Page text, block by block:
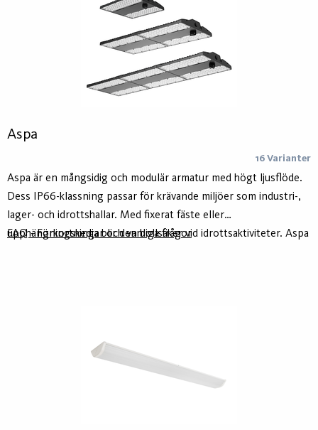
Aspa
16 Varianter
Aspa är en mångsidig och modulär armatur med högt ljusflöde.
Dess IP66-klassning passar för krävande miljöer som industri-,
lager- och idrottshallar. Med fixerat fäste eller
upphängningskedja blir den bollsäker vid idrottsaktiviteter. Aspa
FAQ - Förkortningar och vanliga frågor